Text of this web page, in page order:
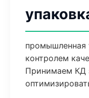
промышленная
контролем
Принимаем КД